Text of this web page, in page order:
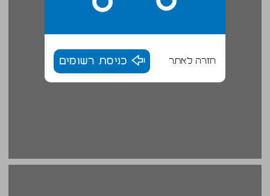
חזרה לאתר כניסת רשומים
פרק 2: עלילת הדם — רצח ארלוזורוב ... 19